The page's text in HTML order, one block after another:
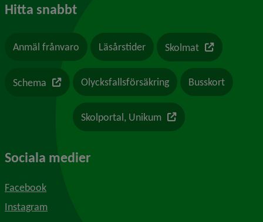
Hitta snabbt
Anmäl frånvaro Läsårstider Skolmat Länk till en
Schema Länk till en annan webbplats
Olycksfallsförsäkring Busskort
Skolportal, Unikum Länk till en annan
Sociala medier
Facebook
Instagram